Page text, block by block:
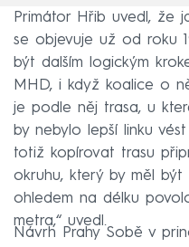
Primátor Hřib uvedl, že
se objevuje už od roku
být dalším logickým
MHD, i když koalice o
je podle něj trasa, u
by nebylo lepší linku
totiž kopírovat trasu
okruhu, který by měl
ohledem na délku
metra,“ uvedl.
Návrh Prahy Sobě v